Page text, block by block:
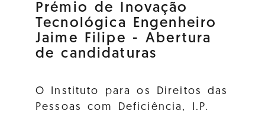
Prémio de Inovação
Tecnológica Engenheiro
Jaime Filipe - Abertura
de candidaturas
O Instituto para os Direitos das
Pessoas com Deficiência, I.P.